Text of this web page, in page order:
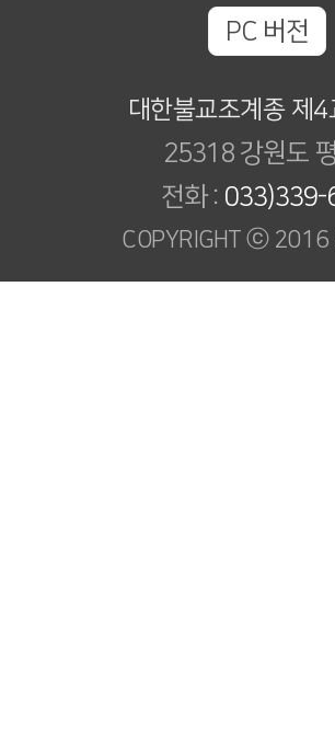
PC 버전
대한불교조계종 제
25318 강원도
전화 : 033)339-
COPYRIGHT ⓒ 2016